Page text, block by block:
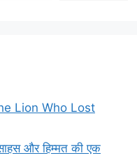
Lion Who Lost
और हिम्मत की एक